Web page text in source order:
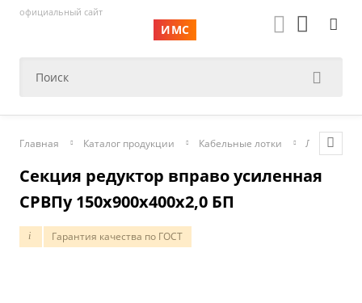
официальный сайт
ИМС
Главная Каталог продукции Кабельные лотки Лотки
Секция редуктор вправо усиленная
СРВПу 150х900х400х2,0 БП
i Гарантия качества по ГОСТ